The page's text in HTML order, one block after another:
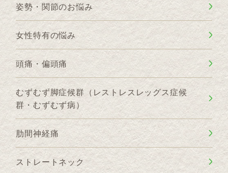
姿勢・関節のお悩み
女性特有の悩み
頭痛・偏頭痛
むずむず脚症候群（レストレスレッグス症候
群・むずむず病）
肋間神経痛
ストレートネック